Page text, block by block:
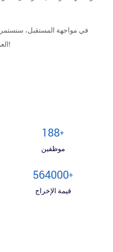
في مواجهة المستقبل،
العملاء وتقديرهم بخدمات صادقة وعملية!
200+
موظفين
600000+
قيمة الإخراج